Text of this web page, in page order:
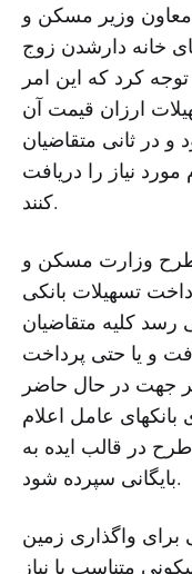
وزیر مسکن و
خانه دارشدن زوج
کرد که این امر
ارزان قیمت آن
در ثانی متقاضیان
مورد نیاز را دریافت
کنند.
وزارت مسکن و
تسهیلات بانکی
کلیه متقاضیان
و یا حتی پرداخت
جهت در حال حاضر
عامل اعلام
در قالب ایده به
بایگانی سپرده شود.
واگذاری زمین
متناسب با نیاز